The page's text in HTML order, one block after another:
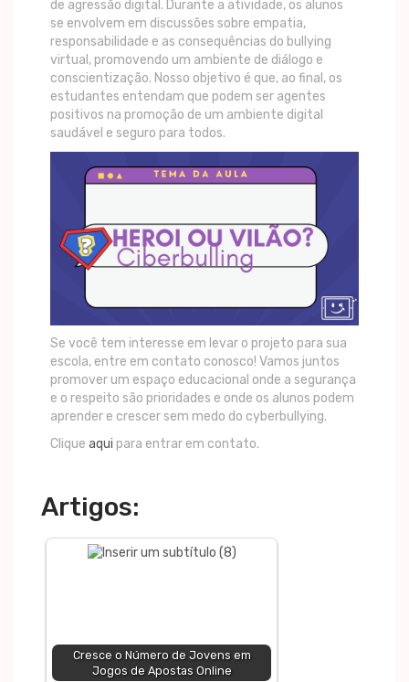
de agressão digital. Durante a atividade, os alunos
se envolvem em discussões sobre empatia,
responsabilidade e as consequências do bullying
virtual, promovendo um ambiente de diálogo e
conscientização. Nosso objetivo é que, ao final, os
estudantes entendam que podem ser agentes
positivos na promoção de um ambiente digital
saudável e seguro para todos.
Se você tem interesse em levar o projeto para sua
escola, entre em contato conosco! Vamos juntos
promover um espaço educacional onde a segurança
e o respeito são prioridades e onde os alunos podem
aprender e crescer sem medo do cyberbullying.
Clique aqui para entrar em contato.
Artigos:
Cresce o Número de Jovens em
Jogos de Apostas Online